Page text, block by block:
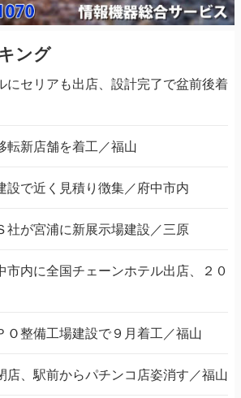
ング
にセリアも出店、設計完了で盆前後着
転新店舗を着工／福山
設で近く見積り徴集／府中市内
社が宮浦に新展示場建設／三原
市内に全国チェーンホテル出店、２０
Ｏ整備工場建設で９月着工／福山
店、駅前からパチンコ店姿消す／福山